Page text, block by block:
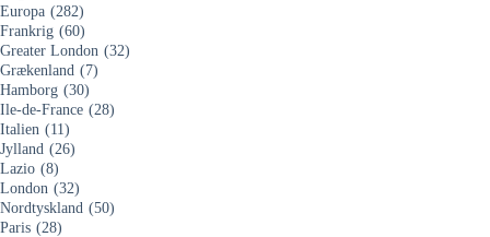
Europa (282)
Frankrig (60)
Greater London (32)
Grækenland (7)
Hamborg (30)
Ile-de-France (28)
Italien (11)
Jylland (26)
Lazio (8)
London (32)
Nordtyskland (50)
Paris (28)